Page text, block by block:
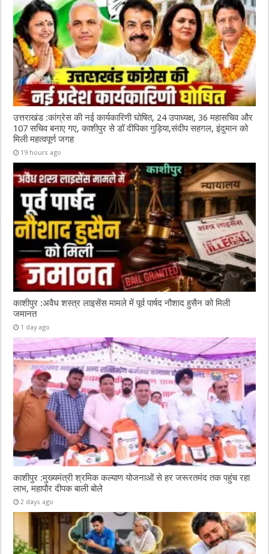
उत्तराखंड :कांग्रेस की नई कार्यकारिणी घोषित, 24 उपाध्यक्ष, 36 महासचिव और
107 सचिव बनाए गए, काशीपुर से डॉ दीपिका गुड़िया,संदीप सहगल, इंदुमान को
मिली महत्वपूर्ण जगह
19 hours ago
काशीपुर :अवैध शस्त्र लाइसेंस मामले में पूर्व पार्षद नौशाद हुसैन को मिली
जमानत
1 day ago
काशीपुर :मुख्यमंत्री श्रमिक कल्याण योजनाओं से हर जरूरतमंद तक पहुंच रहा
लाभ, महापौर दीपक बाली बोले
2 days ago